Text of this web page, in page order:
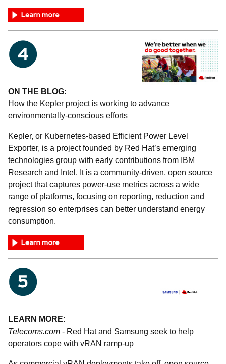
ON THE BLOG:
How the Kepler project is working to advance
environmentally-conscious efforts
Kepler, or Kubernetes-based Efficient Power Level
Exporter, is a project founded by Red Hat’s emerging
technologies group with early contributions from IBM
Research and Intel. It is a community-driven, open source
project that captures power-use metrics across a wide
range of platforms, focusing on reporting, reduction and
regression so enterprises can better understand energy
consumption.
LEARN MORE:
Telecoms.com - Red Hat and Samsung seek to help
operators cope with vRAN ramp-up